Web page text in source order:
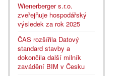
Wienerberger s.r.o.
zveřejňuje hospodářský
výsledek za rok 2025
ČAS rozšířila Datový
standard stavby a
dokončila další milník
zavádění BIM v Česku